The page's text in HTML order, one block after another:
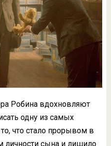
Робина вдохновляют
одну из самых
что стало прорывом в
личности сына и лишило